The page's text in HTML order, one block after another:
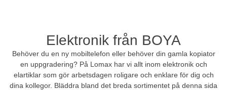
Elektronik från BOYA
Behöver du en ny mobiltelefon eller behöver din gamla kopiator
en uppgradering? På Lomax har vi allt inom elektronik och
elartiklar som gör arbetsdagen roligare och enklare för dig och
dina kollegor. Bläddra bland det breda sortimentet på denna sida